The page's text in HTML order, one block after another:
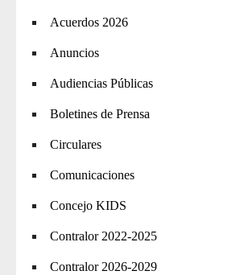
Acuerdos 2026
Anuncios
Audiencias Públicas
Boletines de Prensa
Circulares
Comunicaciones
Concejo KIDS
Contralor 2022-2025
Contralor 2026-2029